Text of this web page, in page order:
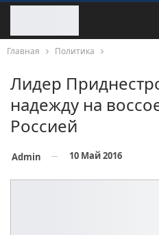
Главная Политика
Лидер
надежду на
Россией
Admin 10 Май 2016